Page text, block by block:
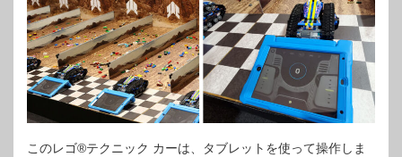
このレゴ®テクニック カーは、タブレットを使って操作しま